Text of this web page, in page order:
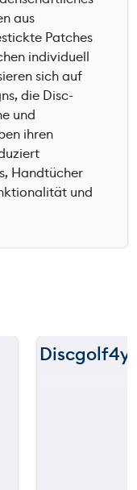
aus
Patches
individuell
sich auf
die Disc-
und
ihren
Handtücher
und